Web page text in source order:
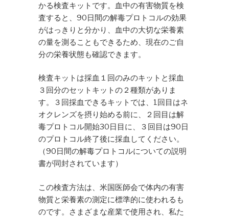
かる検査キットです。血中の有害物質を検
査すると、90日間の解毒プロトコルの効果
がはっきりと分かり、血中の大切な栄養素
の量を測ることもできるため、現在のご自
分の栄養状態も確認できます。
検査キットは採血１回のみのキットと採血
３回分のセットキットの２種類がありま
す。３回採血できるキットでは、1回目はネ
オクレンズを摂り始める前に、２回目は解
毒プロトコル開始30日目に、３回目は90日
のプロトコル終了後に採血してください。
（90日間の解毒プロトコルについての説明
書が同封されています）
この検査方法は、米国医師会で体内の有害
物質と栄養素の測定に標準的に使われるも
のです。さまざまな産業で使用され、私た